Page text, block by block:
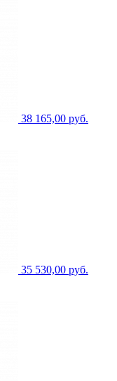
38 165,00 руб.
35 530,00 руб.